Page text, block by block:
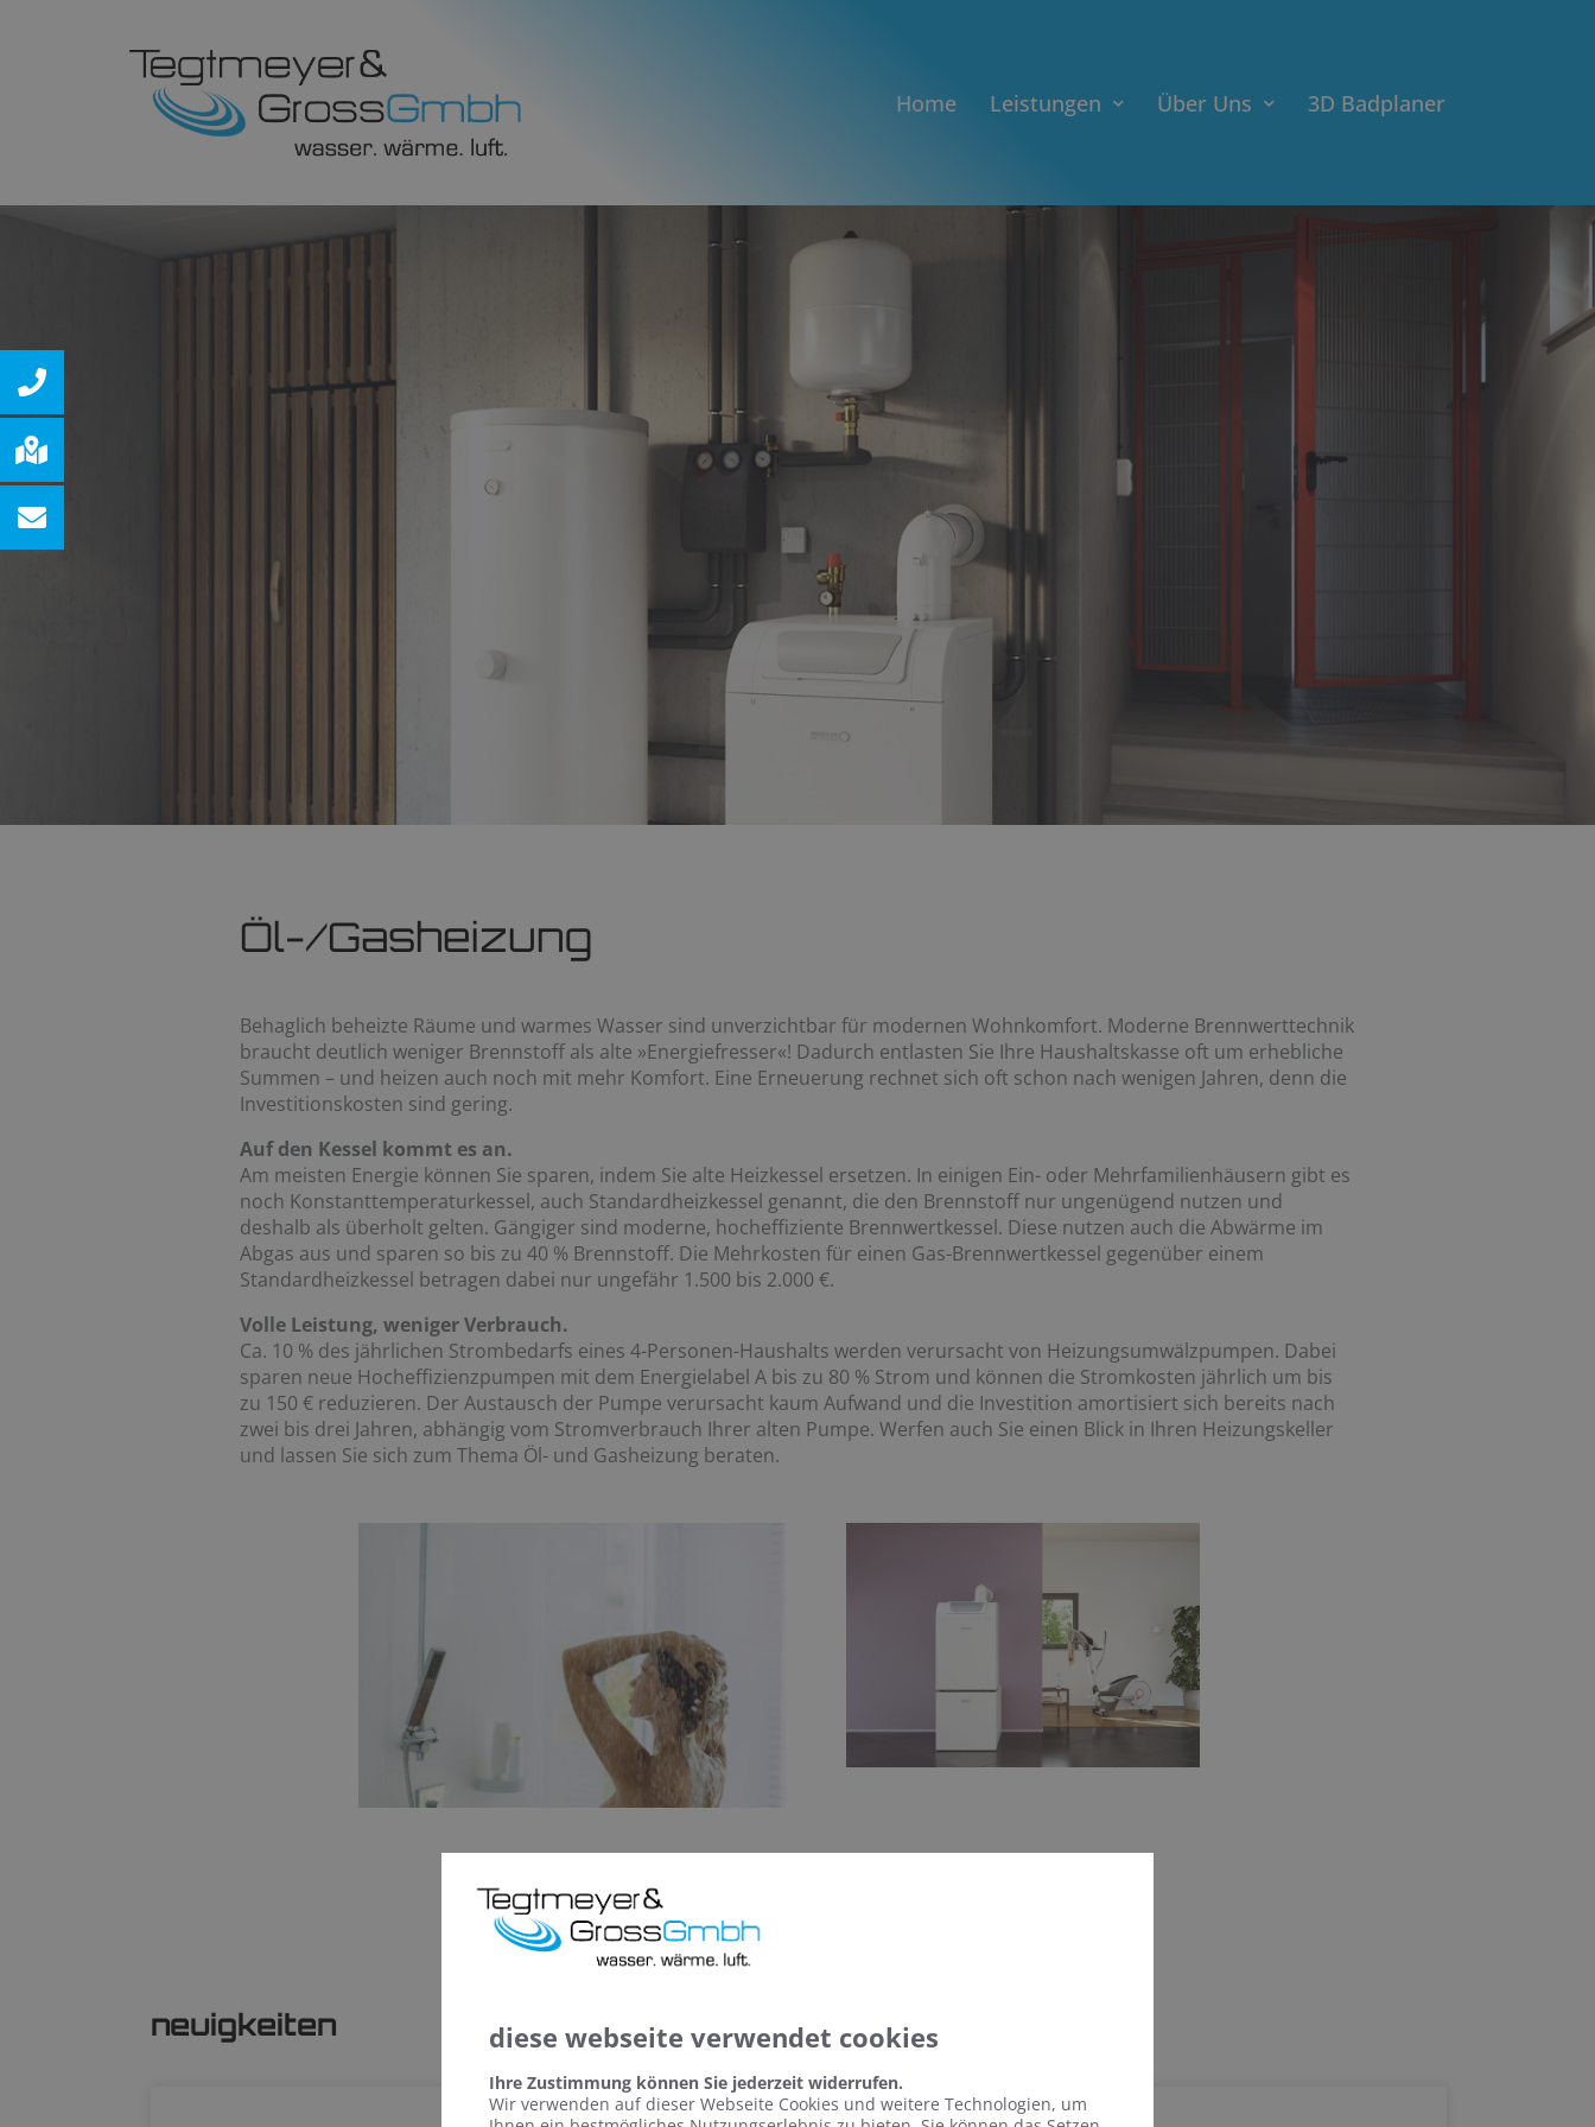
Home Leistungen Über Uns 3D Badplaner
Öl-/Gasheizung
Behaglich beheizte Räume und warmes Wasser sind unverzichtbar für modernen Wohnkomfort. Moderne Brennwerttechnik
braucht deutlich weniger Brennstoff als alte »Energiefresser«! Dadurch entlasten Sie Ihre Haushaltskasse oft um erhebliche
Summen – und heizen auch noch mit mehr Komfort. Eine Erneuerung rechnet sich oft schon nach wenigen Jahren, denn die
Investitionskosten sind gering.
Auf den Kessel kommt es an.
Am meisten Energie können Sie sparen, indem Sie alte Heizkessel ersetzen. In einigen Ein- oder Mehrfamilienhäusern gibt es
noch Konstanttemperaturkessel, auch Standardheizkessel genannt, die den Brennstoff nur ungenügend nutzen und
deshalb als überholt gelten. Gängiger sind moderne, hocheffiziente Brennwertkessel. Diese nutzen auch die Abwärme im
Abgas aus und sparen so bis zu 40 % Brennstoff. Die Mehrkosten für einen Gas-Brennwertkessel gegenüber einem
Standardheizkessel betragen dabei nur ungefähr 1.500 bis 2.000 €.
Volle Leistung, weniger Verbrauch.
Ca. 10 % des jährlichen Strombedarfs eines 4-Personen-Haushalts werden verursacht von Heizungsumwälzpumpen. Dabei
sparen neue Hocheffizienzpumpen mit dem Energielabel A bis zu 80 % Strom und können die Stromkosten jährlich um bis
zu 150 € reduzieren. Der Austausch der Pumpe verursacht kaum Aufwand und die Investition amortisiert sich bereits nach
zwei bis drei Jahren, abhängig vom Stromverbrauch Ihrer alten Pumpe. Werfen auch Sie einen Blick in Ihren Heizungskeller
und lassen Sie sich zum Thema Öl- und Gasheizung beraten.
neuigkeiten diese webseite verwendet cookies
Ihre Zustimmung können Sie jederzeit widerrufen.
Wir verwenden auf dieser Webseite Cookies und weitere Technologien, um